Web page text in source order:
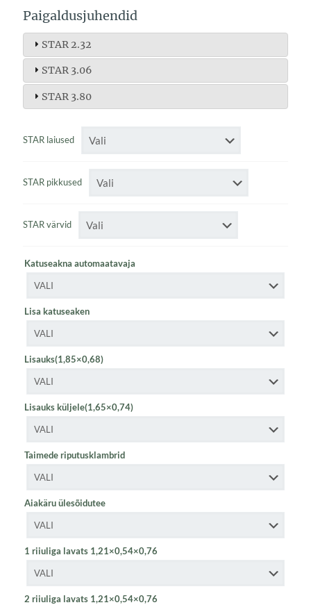
Paigaldusjuhendid
STAR 2.32
STAR 3.06
STAR 3.80
STAR laiused
STAR pikkused
STAR värvid
Katuseakna automaatavaja
Lisa katuseaken
Lisauks(1,85×0,68)
Lisauks küljele(1,65×0,74)
Taimede riputusklambrid
Aiakäru ülesõidutee
1 riiuliga lavats 1,21×0,54×0,76
2 riiuliga lavats 1,21×0,54×0,76